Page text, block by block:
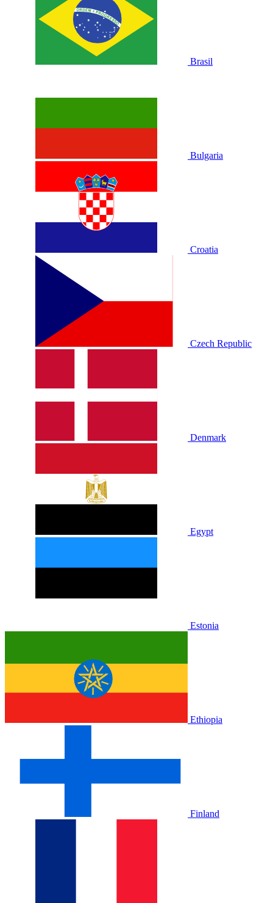
Brasil
Bulgaria
Croatia
Czech Republic
Denmark
Egypt
Estonia
Ethiopia
Finland